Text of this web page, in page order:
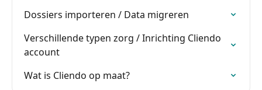
Dossiers importeren / Data migreren
Verschillende typen zorg / Inrichting Cliendo
account
Wat is Cliendo op maat?